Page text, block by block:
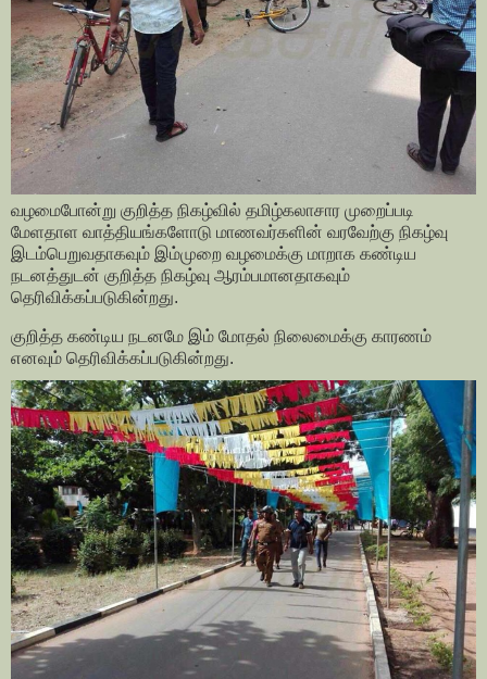
வழமைபோன்று குறித்த நிகழ்வில் தமிழ்கலாசார முறைப்படி
மேளதாள வாத்தியங்களோடு மாணவர்களின் வரவேற்கு நிகழ்வு
இடம்பெறுவதாகவும் இம்முறை வழமைக்கு மாறாக கண்டிய
நடனத்துடன் குறித்த நிகழ்வு ஆரம்பமானதாகவும்
தெரிவிக்கப்படுகின்றது.
குறித்த கண்டிய நடனமே இம் மோதல் நிலைமைக்கு காரணம்
எனவும் தெரிவிக்கப்படுகின்றது.